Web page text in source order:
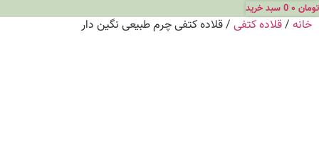
تومان 0 سبد خرید
خانه /قلاده کتفی / قلاده کتفی چرم طبیعی نگین دار